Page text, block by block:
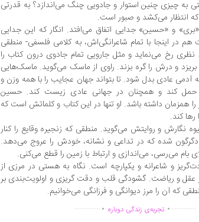
به چیزی چنین استوار و جادویی چنگ می‌اندازد؟ به قدرتی
انتظار می‌کشد و صبور است.
و «حسین» جدایی اتفاق می‌افتد. انگار که این جدایی
هم در اینجا با تمام شاعرانگی‌اش، به کلامی فلسفی- منطقی
نظری رخ می‌نماید و مثل جارویی تمام جادوی درون کتاب را
و درش را گره بزند. راوی از ماسک می‌گوید. ماسک‌هایی
آدمی عادی بدل شود. تا بتواند جهان عجایب را با همه وزن و
حمل کند و همچنان در جهانی عادی زیست کند. حسین
همزمان داشته باشد. او تنها در این کتاب و کلماتش است که
کند.
نگارش و روایتش می‌گوید. منطقی که زنجیره وقایع را کنار
شده که در تداعی و نشانه، خودش را عروج می‌دهد.
بام می‌رسی، می‌اندازی و ارتباط با زمین را قطع می‌کنی.
و شاعرانه و یکپارچه است. نگاه به هستی در مرزی از
عقل و ریاضت. گشودگی قلب و دقت گریزی و اولویت‌بندی بر
که آن را مرز دیوانگی و فرزانگی می‌خوانیم.
................ تجربه‌ی زندگی دوباره. ..............